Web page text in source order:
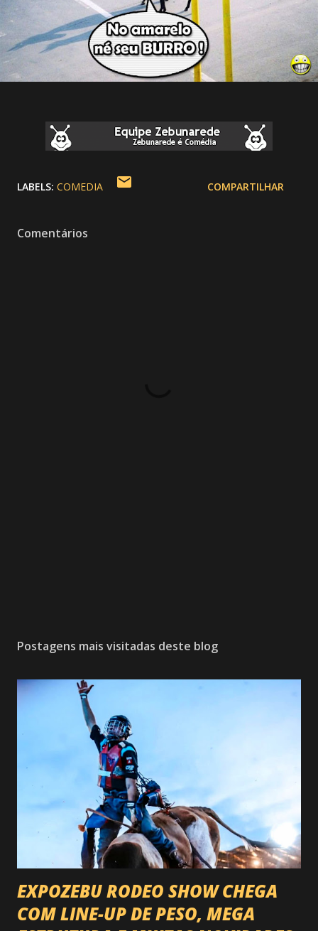
LABELS: COMEDIA COMPARTILHAR
Comentários
Postagens mais visitadas deste blog
EXPOZEBU RODEO SHOW CHEGA
COM LINE-UP DE PESO, MEGA